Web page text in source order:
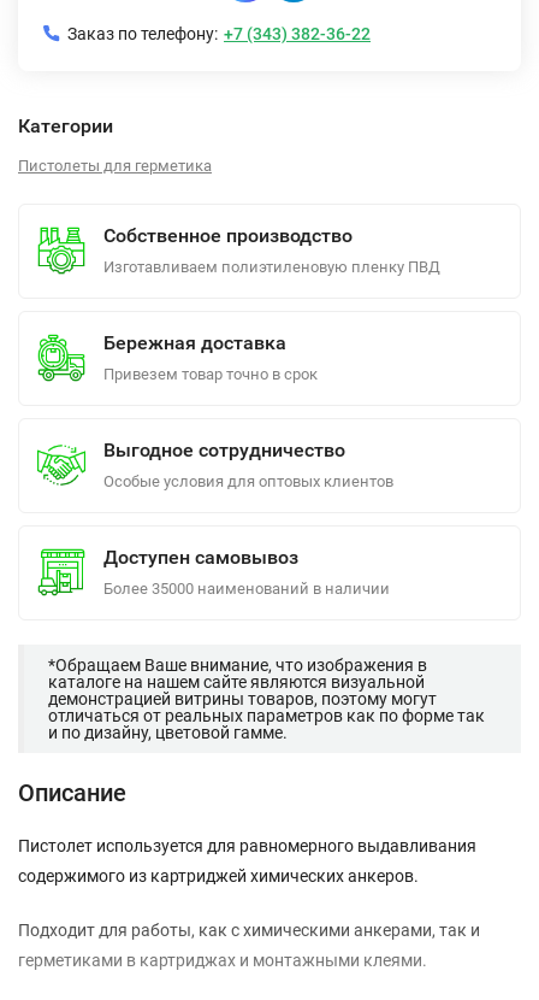
Заказ по телефону: +7 (343) 382-36-22
Категории
Пистолеты для герметика
Собственное производство
Изготавливаем полиэтиленовую пленку ПВД
Бережная доставка
Привезем товар точно в срок
Выгодное сотрудничество
Особые условия для оптовых клиентов
Доступен самовывоз
Более 35000 наименований в наличии
*Обращаем Ваше внимание, что изображения в
каталоге на нашем сайте являются визуальной
демонстрацией витрины товаров, поэтому могут
отличаться от реальных параметров как по форме так
и по дизайну, цветовой гамме.
Описание
Пистолет используется для равномерного выдавливания
содержимого из картриджей химических анкеров.
Подходит для работы, как с химическими анкерами, так и
герметиками в картриджах и монтажными клеями.